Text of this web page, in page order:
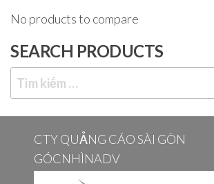
No products to compare
SEARCH PRODUCTS
Tìm
kiếm
cho:
CTY QUẢNG CÁO SÀI GÒN
GÓCNHÌNADV